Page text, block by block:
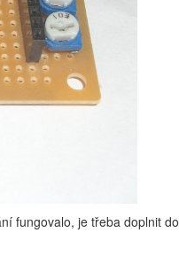
fungovalo, je třeba doplnit do